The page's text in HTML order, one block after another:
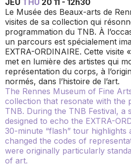
Le Musée des Beaux-arts de
visites de sa collection qui
programmation du TNB. À
un parcours est spécialement
EXTRA-ORDINAIRE. Cette visite
met en lumière des artistes qui
représentation du corps, à
normés, dans l’histoire de l’art.
The Rennes Museum of Fine
collection that resonate with the
TNB. During the TNB Festival, a
designed to echo the EXTRA-
30-minute “flash” tour highlights
changed the codes of
were originally particularly
of art.